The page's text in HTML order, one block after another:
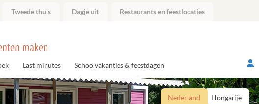
Tweede thuis Dagje uit Restaurants en feestlocaties
maken
Last minutes Schoolvakanties & feestdagen
Nederland Hongarije